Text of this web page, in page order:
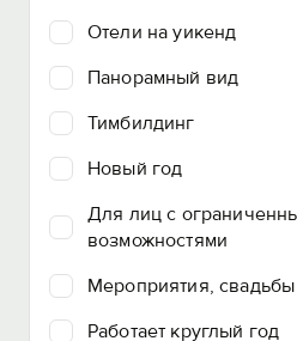
Отели на уикенд
Панорамный вид
Тимбилдинг
Новый год
Для лиц с
возможностями
Мероприятия, свадьбы
Работает круглый год